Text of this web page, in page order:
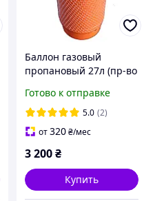
Баллон газовый
пропановый 27л (пр-во
стенки 2.5 мм
Готово к отправке
5.0 (2)
от320 ₴/мес
3 200 ₴
Купить